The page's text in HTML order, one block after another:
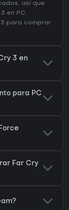
así que
en PC.
para comprar
3 en
para PC
Far Cry